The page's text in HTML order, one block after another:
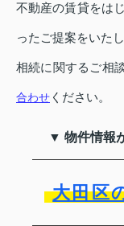
不動産の賃貸をは
ったご提案をいたし
相続に関するご相
合わせ ください。
▼ 物件情報
大田区